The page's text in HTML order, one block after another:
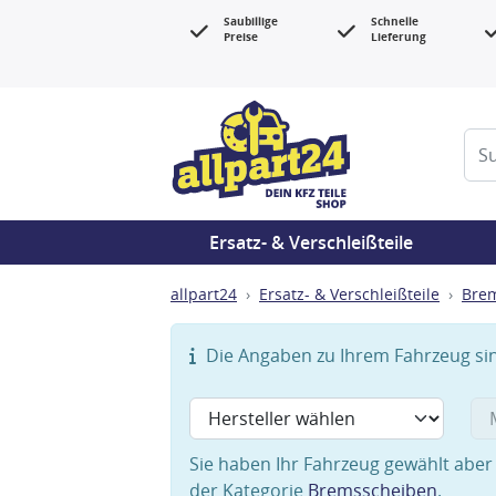
Saubillige
Preise
Schnelle
Lieferung
Ersatz- & Verschleißteile
allpart24 Ersatz- & Verschleißteile
Die Angaben zu Ihrem Fahrzeug
Sie haben Ihr Fahrzeug gewählt
der Kategorie Bremsscheiben.